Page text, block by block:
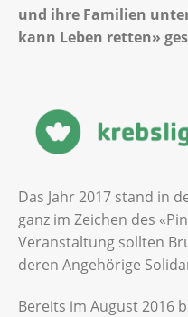
und ihre Familien
kann Leben retten»
Das Jahr 2017 stand in
ganz im Zeichen des
Veranstaltung sollten
deren Angehörige
Bereits im August 2016